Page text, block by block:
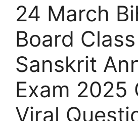
24 March
Board
Sanskrit
Exam 2025
Viral